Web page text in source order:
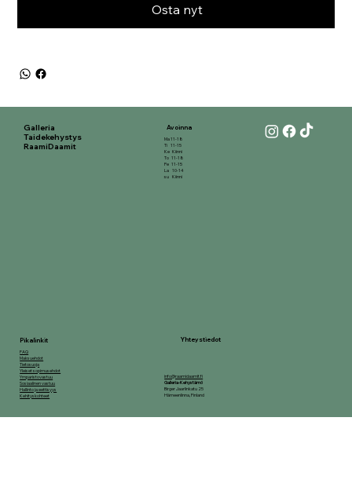
Osta nyt
Galleria
Taidekehystys
RaamiDaamit
FAQ
Maksuehdot
Tietosuoja
Yleiset sopimusehdot
Ymparistovastuu
Sosiaalinen vastuu
Hallinto ja eettisyys
Kehityskohteet
Pikalinkit Yhteystiedot
info@raamidaamit.fi
Galleria-Kehystämö
Birger Jaarlinkatu 25
Hämeenlinna, Finland
Ma 11-18
Ti 11-15
Ke Kiinni
To 11-18
Pe 11-15
La 10-14
su Kiinni
Avoinna